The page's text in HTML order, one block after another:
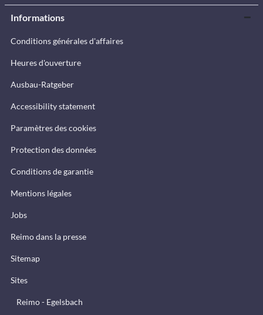
Informations
Conditions générales d'affaires
Heures d'ouverture
Ausbau-Ratgeber
Accessibility statement
Paramètres des cookies
Protection des données
Conditions de garantie
Mentions légales
Jobs
Reimo dans la presse
Sitemap
Sites
Reimo - Egelsbach